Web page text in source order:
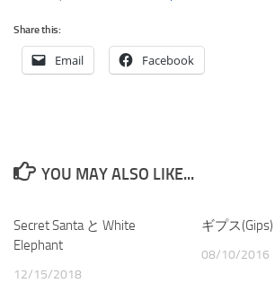
Share this:
Email Facebook
YOU MAY ALSO LIKE...
Secret Santa と White
Elephant
12/15/2018
ギプス
08/10/2016